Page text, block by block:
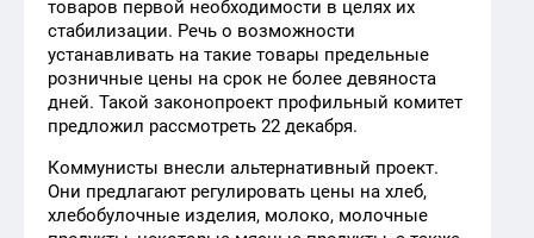
товаров первой необходимости в целях их
стабилизации. Речь о возможности
устанавливать на такие товары предельные
розничные цены на срок не более девяноста
дней. Такой законопроект профильный комитет
предложил рассмотреть 22 декабря.
Коммунисты внесли альтернативный проект.
Они предлагают регулировать цены на хлеб,
хлебобулочные изделия, молоко, молочные